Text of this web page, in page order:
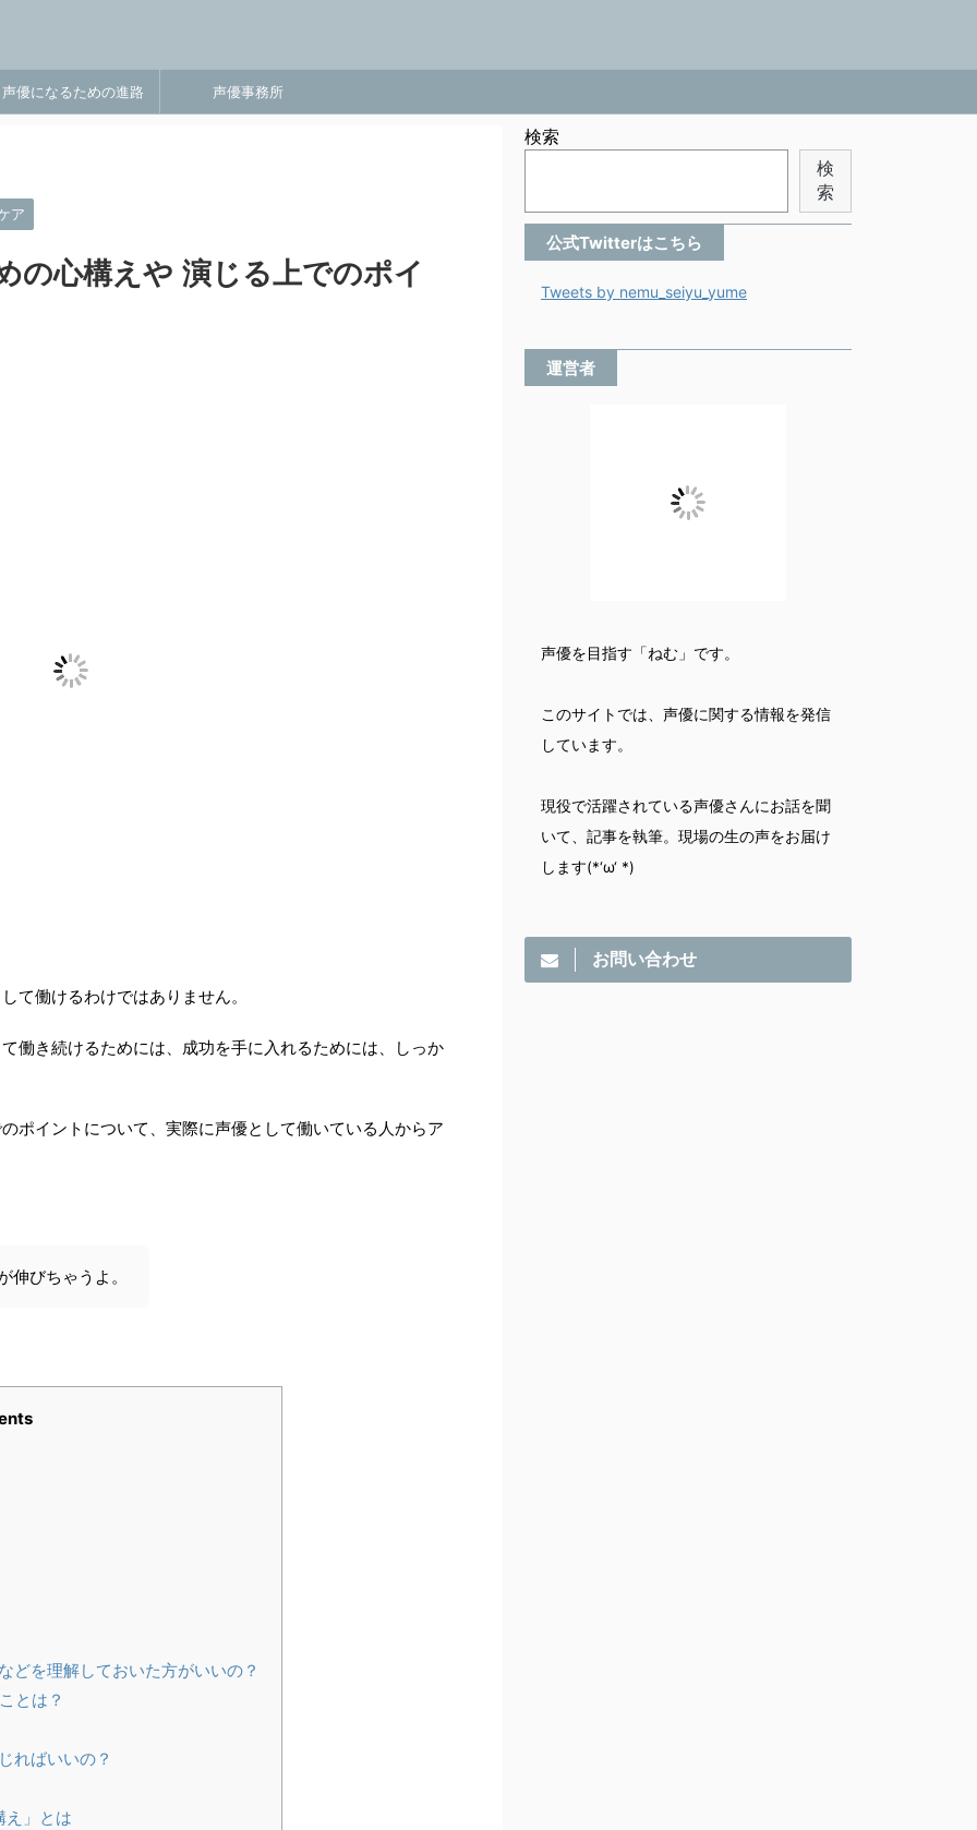
声優になるための進路 声優事務所
ア
の心構えや 演じる上でのポイ
て働けるわけではありません。
働き続けるためには、成功を手に入れるためには、しっか
ポイントについて、実際に声優として働いている人からア
伸びちゃうよ。
どを理解しておいた方がいいの？
とは？
ればいいの？
え」とは
検索
検
索
公式Twitterはこちら
Tweets by nemu_seiyu_yume
運営者
声優を目指す「ねむ」です。
このサイトでは、声優に関する情報を発信
しています。
現役で活躍されている声優さんにお話を聞
いて、記事を執筆。現場の生の声をお届け
します(*‘ω‘ *)
お問い合わせ